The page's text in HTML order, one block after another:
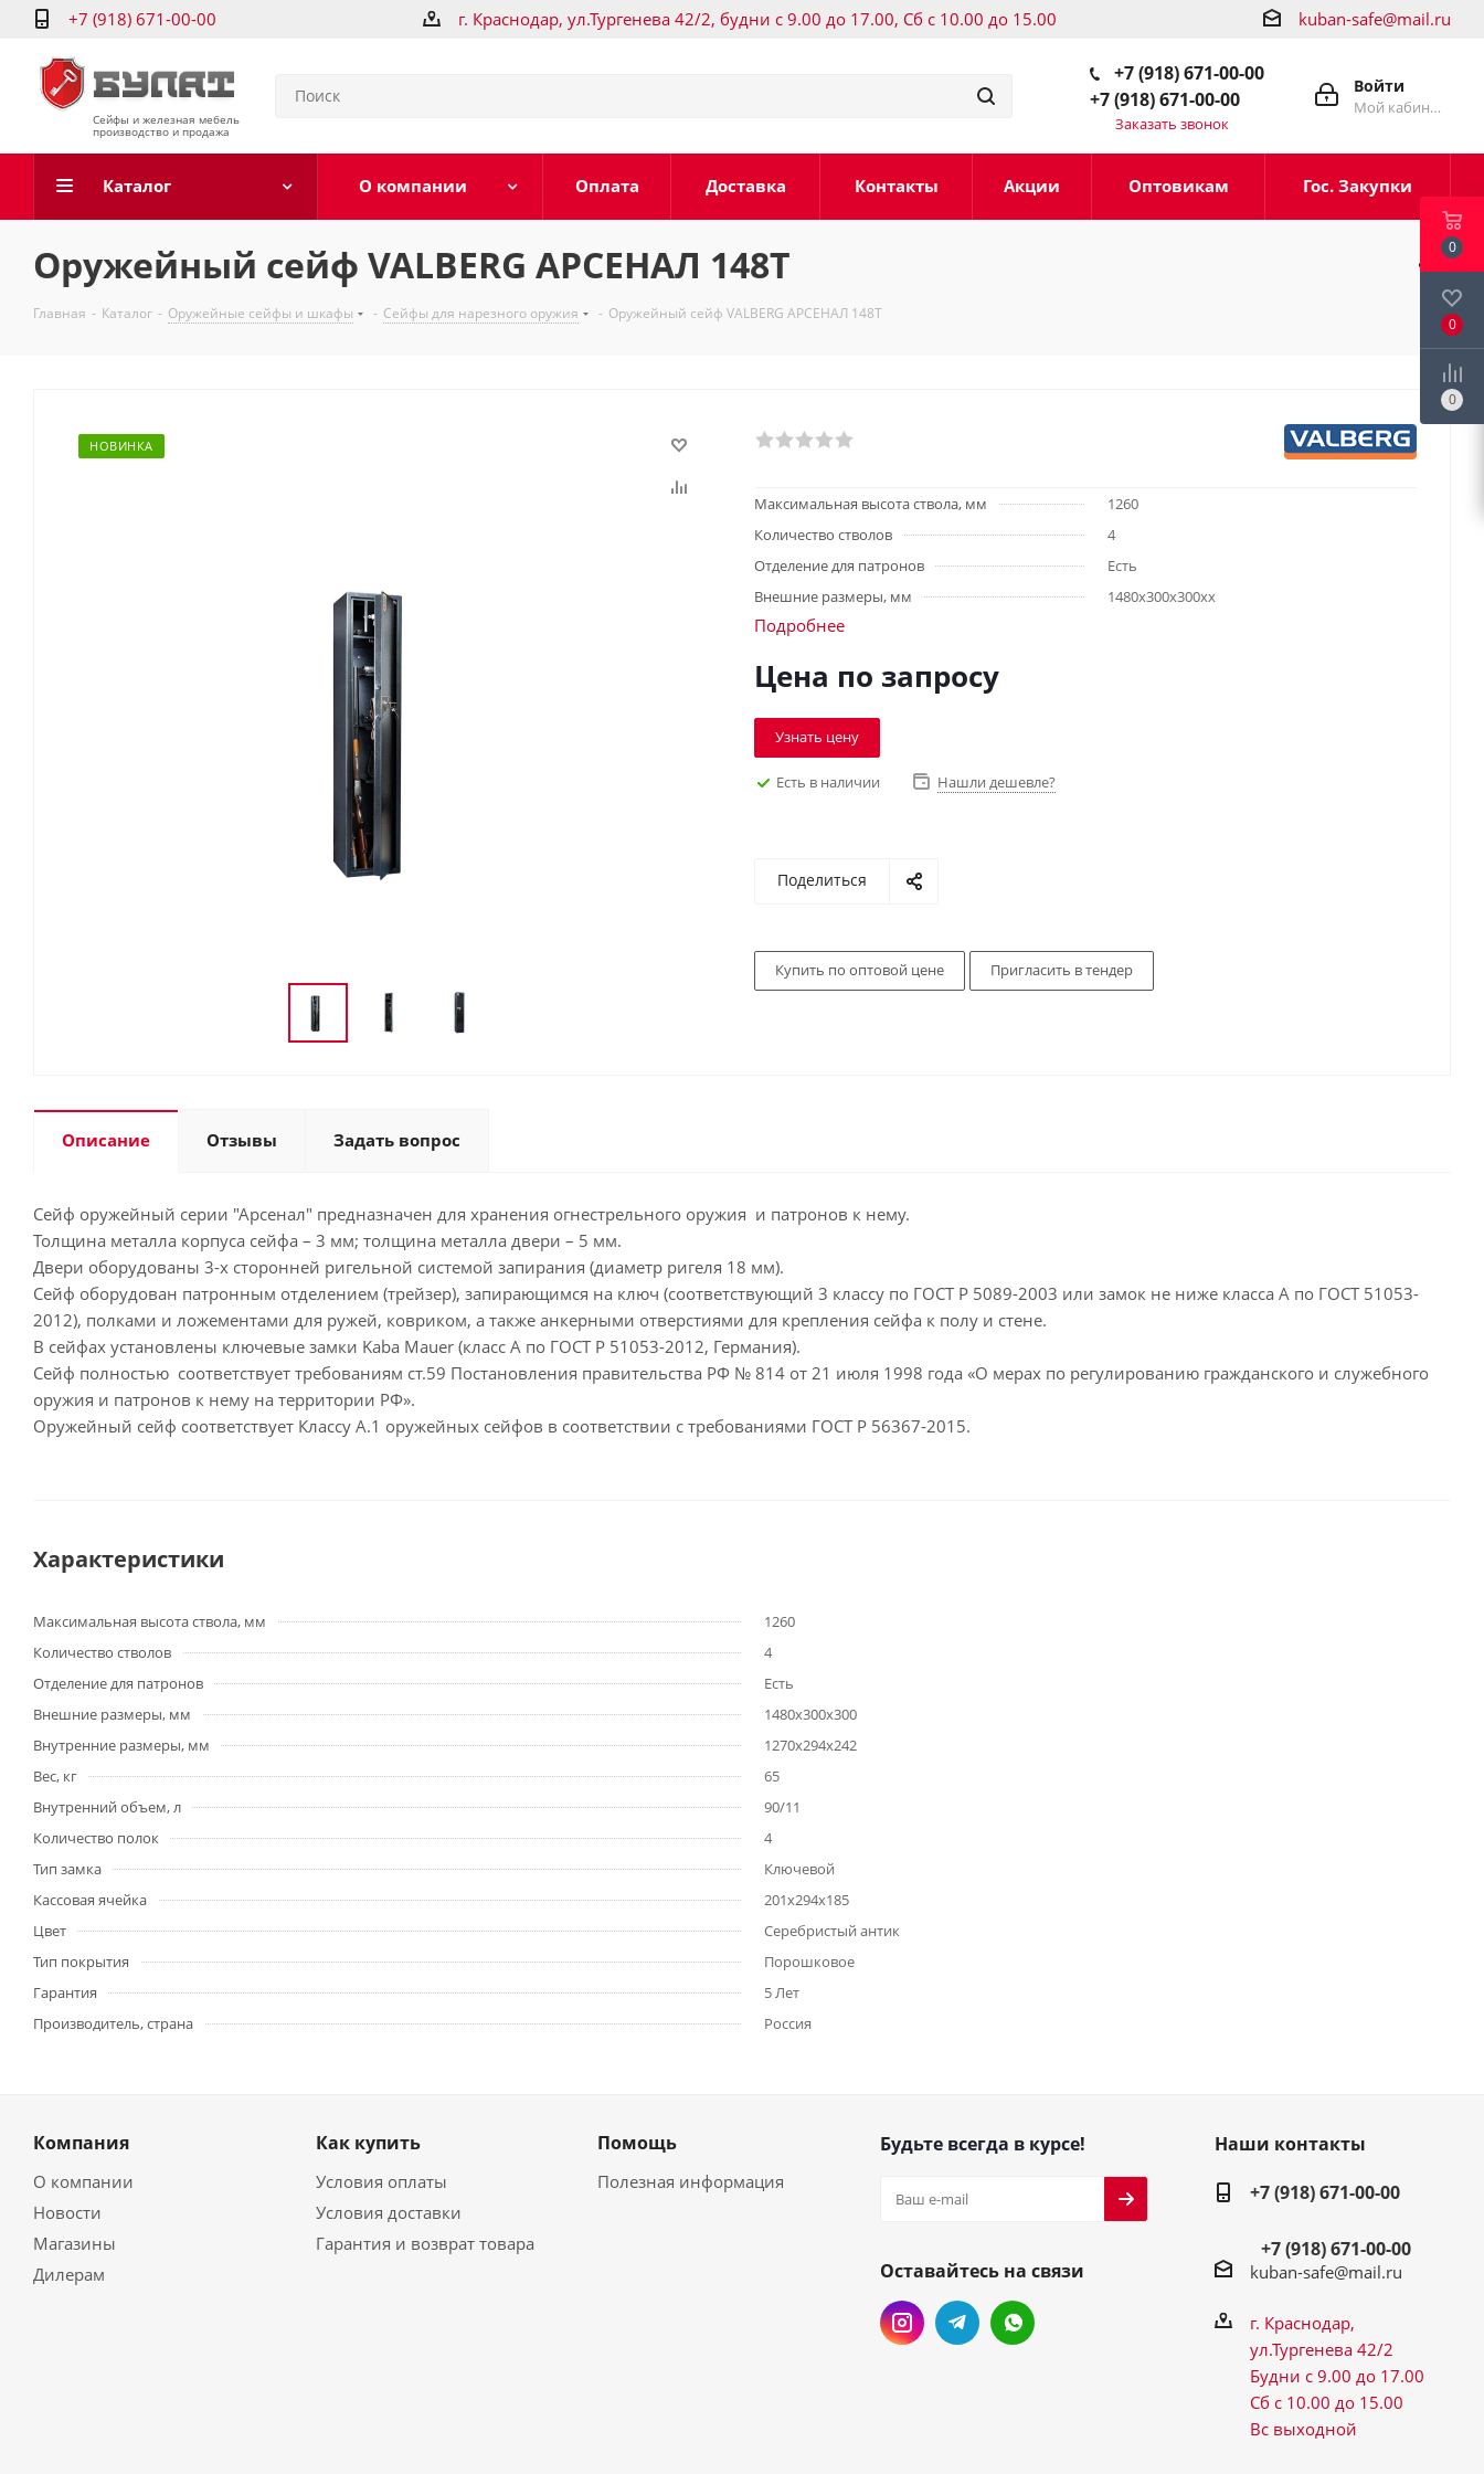
+7 (918) 671-00-00 г. Краснодар, ул.Тургенева 42/2, будни с 9.00 до 17.00, Сб с 10.00 до 15.00 kuban-safe@mail.ru
Сейфы и железная мебель
производство и продажа
Войти
Мой кабинет
+7 (918) 671-00-00
+7 (918) 671-00-00
Заказать звонок
Каталог О компании Оплата Доставка Контакты Акции Оптовикам Гос. Закупки
Оружейный сейф VALBERG АРСЕНАЛ 148Т
Главная - Каталог - Оружейные сейфы и шкафы - Сейфы для нарезного оружия - Оружейный сейф VALBERG АРСЕНАЛ 148Т
НОВИНКА
Максимальная высота ствола, мм
1260
Количество стволов
4
Отделение для патронов
Есть
Внешние размеры, мм
1480x300x300хх
Подробнее
Цена по запросу
Узнать цену
Есть в наличии Нашли дешевле?
Поделиться
Купить по оптовой цене Пригласить в тендер
Описание Отзывы Задать вопрос
Сейф оружейный серии "Арсенал" предназначен для хранения огнестрельного оружия и патронов к нему.
Толщина металла корпуса сейфа – 3 мм; толщина металла двери – 5 мм.
Двери оборудованы 3-х сторонней ригельной системой запирания (диаметр ригеля 18 мм).
Сейф оборудован патронным отделением (трейзер), запирающимся на ключ (соответствующий 3 классу по ГОСТ Р 5089-2003 или замок не ниже класса А по ГОСТ 51053-
2012), полками и ложементами для ружей, ковриком, а также анкерными отверстиями для крепления сейфа к полу и стене.
В сейфах установлены ключевые замки Kaba Mauer (класс А по ГОСТ Р 51053-2012, Германия).
Сейф полностью соответствует требованиям ст.59 Постановления правительства РФ № 814 от 21 июля 1998 года «О мерах по регулированию гражданского и служебного
оружия и патронов к нему на территории РФ».
Оружейный сейф соответствует Классу А.1 оружейных сейфов в соответствии с требованиями ГОСТ Р 56367-2015.
Характеристики
Максимальная высота ствола, мм
1260
Количество стволов
4
Отделение для патронов
Есть
Внешние размеры, мм
1480x300x300
Внутренние размеры, мм
1270x294x242
Вес, кг
65
Внутренний объем, л
90/11
Количество полок
4
Тип замка
Ключевой
Кассовая ячейка
201x294x185
Цвет
Серебристый антик
Тип покрытия
Порошковое
Гарантия
5 Лет
Производитель, страна
Россия
Компания
О компании
Новости
Магазины
Дилерам
Как купить
Условия оплаты
Условия доставки
Гарантия и возврат товара
Помощь
Полезная информация
Будьте всегда в курсе!
Оставайтесь на связи
Наши контакты
+7 (918) 671-00-00
+7 (918) 671-00-00
kuban-safe@mail.ru
г. Краснодар,
ул.Тургенева 42/2
Будни с 9.00 до 17.00
Сб с 10.00 до 15.00
Вс выходной
0
0
0